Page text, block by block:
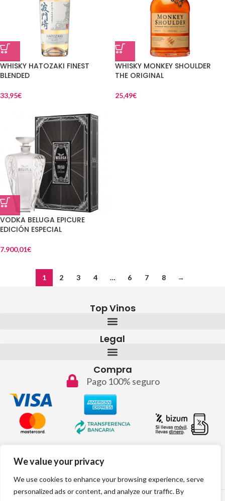
We value your privacy
We use cookies to enhance your browsing experience, serve
personalized ads or content, and analyze our traffic. By
WHISKY HATOZAKI FINEST
BLENDED
33,95€
WHISKY MONKEY SHOULDER
THE ORIGINAL
25,49€
VODKA BELUGA EPICURE
EDICIÓN ESPECIAL
7.900,01€
1 2 3 4 … 6 7 8 →
Top Vinos
Legal
Compra
Pago 100% seguro
info@topvinos.com
2024 © Todos los derechos reservados